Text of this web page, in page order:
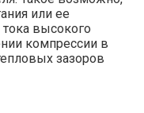
или ее
высокого
компрессии в
зазоров